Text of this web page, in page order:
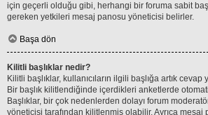
için geçerli olduğu gibi, herhangi bir foruma sabit
gereken yetkileri mesaj panosu yöneticisi belirler.
Başa dön
Kilitli başlıklar nedir?
Kilitli başlıklar, kullanıcıların ilgili başlığa artık
Bir başlık kilitlendiğinde içerdikleri anketlerde
Başlıklar, bir çok nedenlerden dolayı forum
yöneticisi tarafından kilitlenmiş olabilir. Ayrıca mesaj